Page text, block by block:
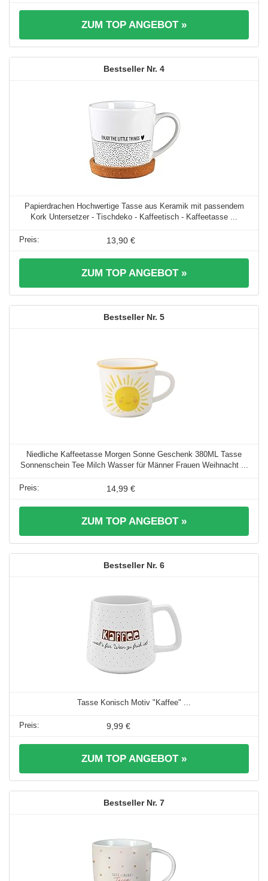
ZUM TOP ANGEBOT »
4
Papierdrachen Hochwertige Tasse aus Keramik mit passendem
Kork Untersetzer - Tischdeko - Kaffeetisch - Kaffeetasse ...
13,90 €
ZUM TOP ANGEBOT »
5
Niedliche Kaffeetasse Morgen Sonne Geschenk 380ML Tasse
Sonnenschein Tee Milch Wasser für Männer Frauen Weihnacht ...
14,99 €
ZUM TOP ANGEBOT »
6
Tasse Konisch Motiv "Kaffee" ...
9,99 €
ZUM TOP ANGEBOT »
7